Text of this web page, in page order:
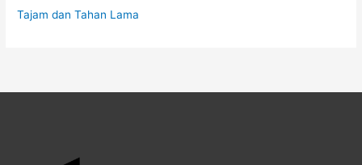
Tajam dan Tahan Lama